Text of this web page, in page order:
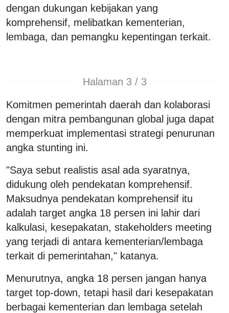
dengan dukungan kebijakan yang
komprehensif, melibatkan kementerian,
lembaga, dan pemangku kepentingan terkait.
Halaman 3 / 3
Komitmen pemerintah daerah dan kolaborasi
dengan mitra pembangunan global juga dapat
memperkuat implementasi strategi penurunan
angka stunting ini.
"Saya sebut realistis asal ada syaratnya,
didukung oleh pendekatan komprehensif.
Maksudnya pendekatan komprehensif itu
adalah target angka 18 persen ini lahir dari
kalkulasi, kesepakatan, stakeholders meeting
yang terjadi di antara kementerian/lembaga
terkait di pemerintahan," katanya.
Menurutnya, angka 18 persen jangan hanya
target top-down, tetapi hasil dari kesepakatan
berbagai kementerian dan lembaga setelah